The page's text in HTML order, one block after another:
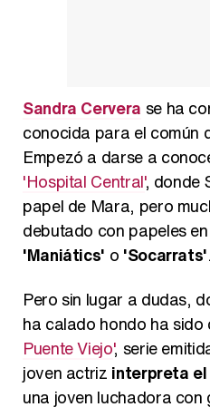
Sandra Cervera se ha
conocida para el común
Empezó a darse a
'Hospital Central', donde
papel de Mara, pero
debutado con papeles
'Maniátics' o 'Socarrats'.
Pero sin lugar a dudas,
ha calado hondo ha sido
Puente Viejo', serie
joven actriz interpreta el
una joven luchadora con